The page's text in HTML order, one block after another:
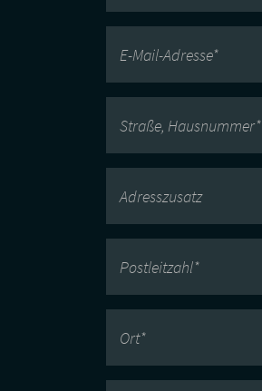
E-Mail-Adresse*
Straße, Hausnummer*
Adresszusatz
Postleitzahl*
Ort*